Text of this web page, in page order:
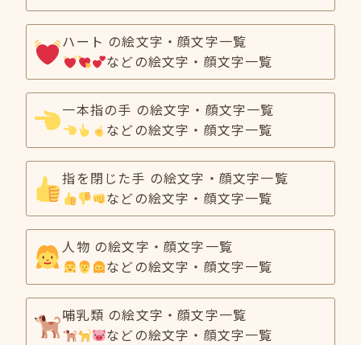
ハート の絵文字・顔文字一覧
などの絵文字・顔文字一覧
一本指の手 の絵文字・顔文字一覧
などの絵文字・顔文字一覧
指を閉じた手 の絵文字・顔文字一覧
などの絵文字・顔文字一覧
人物 の絵文字・顔文字一覧
などの絵文字・顔文字一覧
哺乳類 の絵文字・顔文字一覧
などの絵文字・顔文字一覧